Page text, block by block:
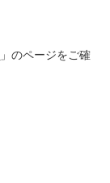
」のページをご確